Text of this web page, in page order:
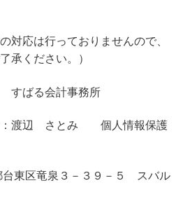
対応は行っておりませんので、
承ください。）
すばる会計事務所
：渡辺 さとみ 個人情報保護
区竜泉３－３９－５ スバル